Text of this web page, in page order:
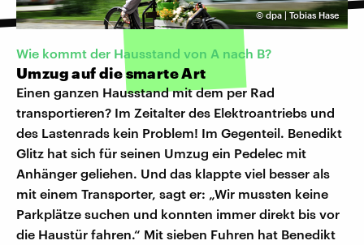
©dpa | Tobias Hase
Wie kommt der Hausstand von A nach B?
Umzug auf die smarte Art
Einen ganzen Hausstand mit dem per Rad
transportieren? Im Zeitalter des Elektroantriebs und
des Lastenrads kein Problem! Im Gegenteil. Benedikt
Glitz hat sich für seinen Umzug ein Pedelec mit
Anhänger geliehen. Und das klappte viel besser als
mit einem Transporter, sagt er: „Wir mussten keine
Parkplätze suchen und konnten immer direkt bis vor
die Haustür fahren.“ Mit sieben Fuhren hat Benedikt